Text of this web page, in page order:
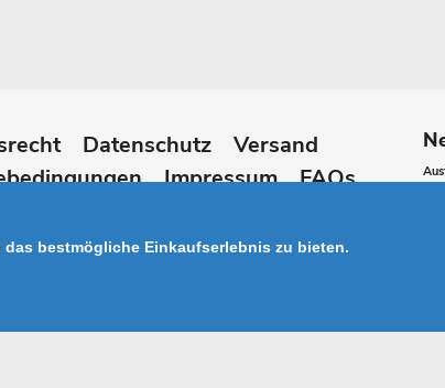
Datenschutz
Versand
Impressum
FAQs
bestmögliche Einkaufserlebnis zu bieten.